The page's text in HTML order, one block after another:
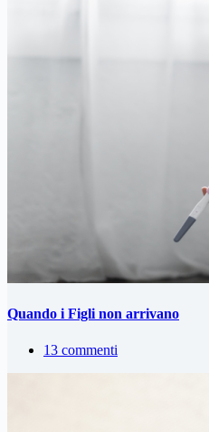
Quando i Figli non arrivano
13 commenti